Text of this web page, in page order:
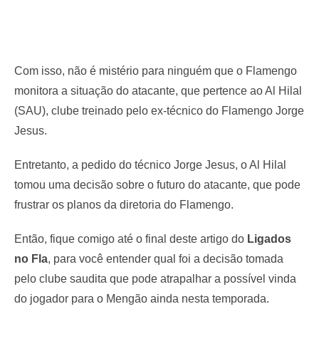
Com isso, não é mistério para ninguém que o Flamengo
monitora a situação do atacante, que pertence ao Al Hilal
(SAU), clube treinado pelo ex-técnico do Flamengo Jorge
Jesus.
Entretanto, a pedido do técnico Jorge Jesus, o Al Hilal
tomou uma decisão sobre o futuro do atacante, que pode
frustrar os planos da diretoria do Flamengo.
Então, fique comigo até o final deste artigo do Ligados
no Fla, para você entender qual foi a decisão tomada
pelo clube saudita que pode atrapalhar a possível vinda
do jogador para o Mengão ainda nesta temporada.